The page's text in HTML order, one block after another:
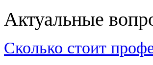
Актуальные
Сколько стоит